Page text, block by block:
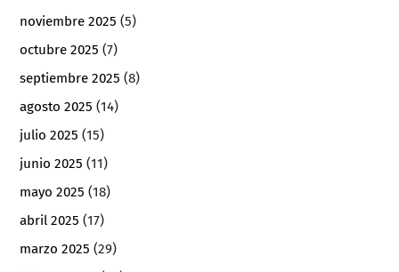
noviembre 2025 (5)
octubre 2025 (7)
septiembre 2025 (8)
agosto 2025 (14)
julio 2025 (15)
junio 2025 (11)
mayo 2025 (18)
abril 2025 (17)
marzo 2025 (29)